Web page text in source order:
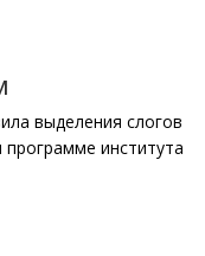
выделения слогов
института